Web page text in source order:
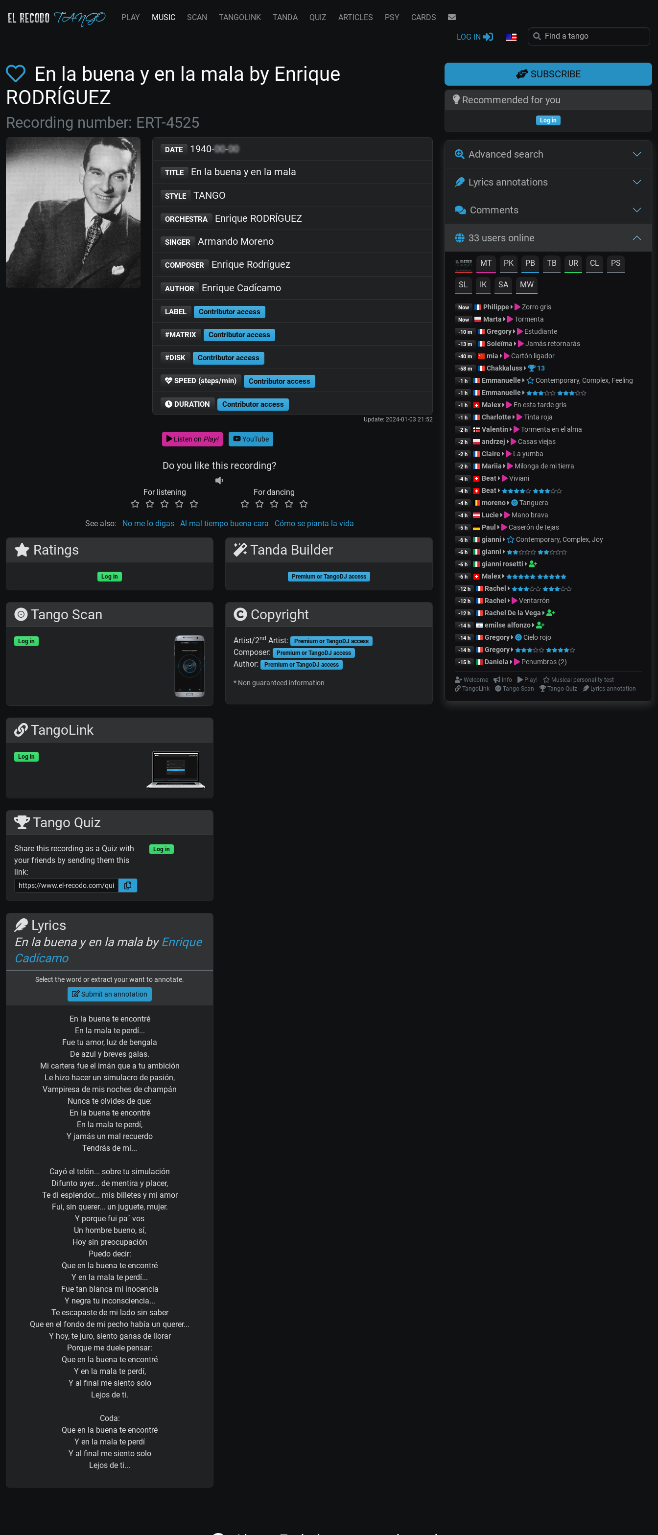
PLAY MUSIC SCAN TANGOLINK TANDA QUIZ ARTICLES PSY CARDS
LOG IN
En la buena y en la mala by Enrique
RODRÍGUEZ
Recording number: ERT-4525
DATE 1940-00-00
TITLE En la buena y en la mala
STYLE TANGO
ORCHESTRA Enrique RODRÍGUEZ
SINGER Armando Moreno
COMPOSER Enrique Rodríguez
AUTHOR Enrique Cadícamo
LABEL Contributor access
#MATRIX Contributor access
#DISK Contributor access
SPEED (steps/min) Contributor access
DURATION Contributor access
Update: 2024-01-03 21:52
Listen on Play! YouTube
Do you like this recording?
For listening For dancing
See also: No me lo digas Al mal tiempo buena cara Cómo se pianta la vida
Ratings
Log in
Tango Scan
Log in
TangoLink
Log in
Tango Quiz
Share this recording as a Quiz with
your friends by sending them this
link:
Log in
Lyrics
En la buena y en la mala byEnrique
Cadícamo
Select the word or extract your want to annotate.
Submit an annotation
En la buena te encontré
En la mala te perdí...
Fue tu amor, luz de bengala
De azul y breves galas.
Mi cartera fue el imán que a tu ambición
Le hizo hacer un simulacro de pasión,
Vampiresa de mis noches de champán
Nunca te olvides de que:
En la buena te encontré
En la mala te perdí,
Y jamás un mal recuerdo
Tendrás de mí...
Cayó el telón... sobre tu simulación
Difunto ayer... de mentira y placer,
Te di esplendor... mis billetes y mi amor
Fui, sin querer... un juguete, mujer.
Y porque fui pa´ vos
Un hombre bueno, sí,
Hoy sin preocupación
Puedo decir:
Que en la buena te encontré
Y en la mala te perdí...
Fue tan blanca mi inocencia
Y negra tu inconsciencia...
Te escapaste de mi lado sin saber
Que en el fondo de mi pecho había un querer...
Y hoy, te juro, siento ganas de llorar
Porque me duele pensar:
Que en la buena te encontré
Y en la mala te perdí,
Y al final me siento solo
Lejos de ti.
Coda:
Que en la buena te encontré
Y en la mala te perdí
Y al final me siento solo
Lejos de ti...
Tanda Builder
Premium or TangoDJ access
Copyright
Artist/2nd Artist: Premium or TangoDJ access
Composer: Premium or TangoDJ access
Author: Premium or TangoDJ access
* Non guaranteed information
SUBSCRIBE
Recommended for you
Log in
Advanced search
Lyrics annotations
Comments
33 users online
MT PK PB TB UR CL PS
SL IK SA MW
Now Philippe Zorro gris
Now Marta Tormenta
-10 m Gregory Estudiante
-13 m Soleïma Jamás retornarás
-40 m mia Cartón ligador
-58 m Chakkaluss 13
-1 h Emmanuelle Contemporary, Complex, Feeling
-1 h Emmanuelle
-1 h Malex En esta tarde gris
-1 h Charlotte Tinta roja
-2 h Valentin Tormenta en el alma
-2 h andrzej Casas viejas
-2 h Claire La yumba
-2 h Mariia Milonga de mi tierra
-4 h Beat Viviani
-4 h Beat
-4 h moreno Tanguera
-4 h Lucie Mano brava
-5 h Paul Caserón de tejas
-6 h gianni Contemporary, Complex, Joy
-6 h gianni
-6 h gianni rosetti
-6 h Malex
-12 h Rachel
-12 h Rachel Ventarrón
-12 h Rachel De la Vega
-14 h emilse alfonzo
-14 h Gregory Cielo rojo
-14 h Gregory
-15 h Daniela Penumbras (2)
Welcome Info Play!
Musical personality test
TangoLink
Tango Scan Tango Quiz Lyrics annotation